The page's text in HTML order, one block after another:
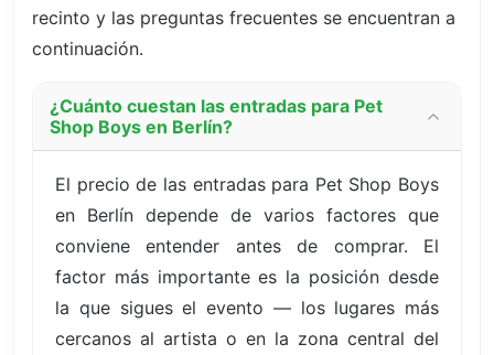
recinto y las preguntas frecuentes se encuentran a
continuación.
¿Cuánto cuestan las entradas para Pet
Shop Boys en Berlín?
El precio de las entradas para Pet Shop Boys
en Berlín depende de varios factores que
conviene entender antes de comprar. El
factor más importante es la posición desde
la que sigues el evento — los lugares más
cercanos al artista o en la zona central del